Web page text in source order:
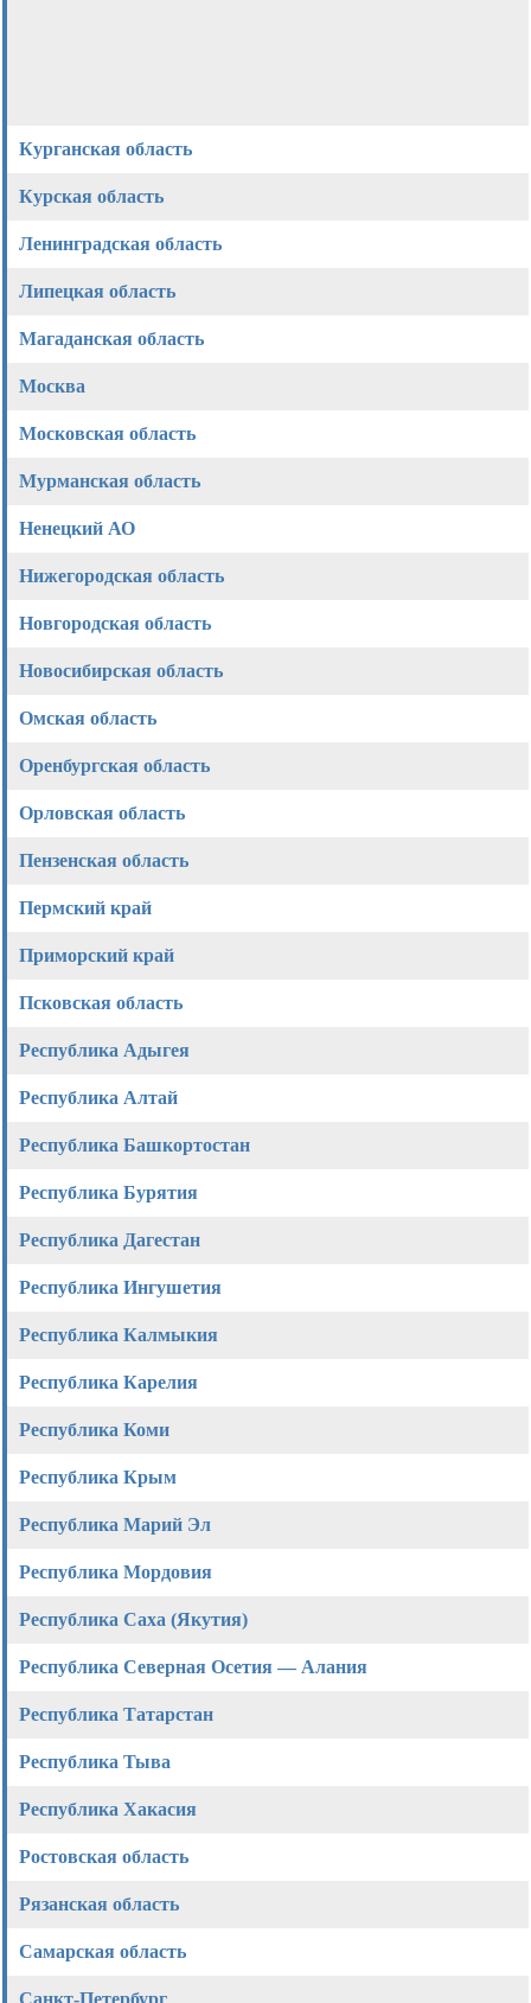
Курганская область
Курская область
Ленинградская область
Липецкая область
Магаданская область
Москва
Московская область
Мурманская область
Ненецкий АО
Нижегородская область
Новгородская область
Новосибирская область
Омская область
Оренбургская область
Орловская область
Пензенская область
Пермский край
Приморский край
Псковская область
Республика Адыгея
Республика Алтай
Республика Башкортостан
Республика Бурятия
Республика Дагестан
Республика Ингушетия
Республика Калмыкия
Республика Карелия
Республика Коми
Республика Крым
Республика Марий Эл
Республика Мордовия
Республика Саха (Якутия)
Республика Северная Осетия — Алания
Республика Татарстан
Республика Тыва
Республика Хакасия
Ростовская область
Рязанская область
Самарская область
Санкт-Петербург